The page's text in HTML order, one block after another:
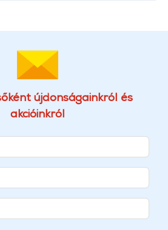
újdonságainkról és
akcióinkról